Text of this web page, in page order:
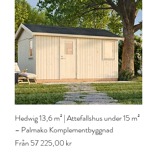
Hedwig 13,6 m² | Attefallshus under 15 m²
– Palmako Komplementbyggnad
Från 57 225,00 kr
Reapris